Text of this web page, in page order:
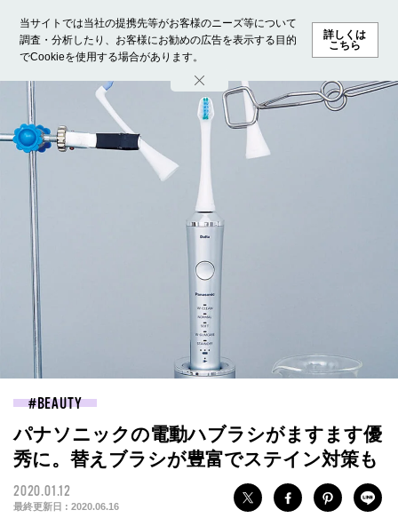
当サイトでは当社の提携先等がお客様のニーズ等について
調査・分析したり、お客様にお勧めの広告を表示する目的
でCookieを使用する場合があります。
詳しくは
こちら
ホーム モデル募集 ランキング ファッション ビューテ
BEAUTY
パナソニックの電動ハブラシがますます優
秀に。替えブラシが豊富でステイン対策も
2020.01.12
最終更新日 : 2020.06.16